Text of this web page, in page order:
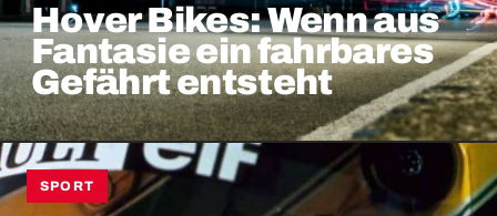
Hover Bikes: Wenn aus
Fantasie ein fahrbares
Gefährt entsteht
SPORT